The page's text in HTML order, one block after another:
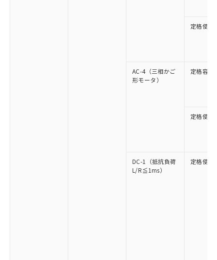
定格使用
AC-4（三相かご
形モータ）
定格容量
定格使用
DC-1（抵抗負荷
L/R≦1ms）
定格使用